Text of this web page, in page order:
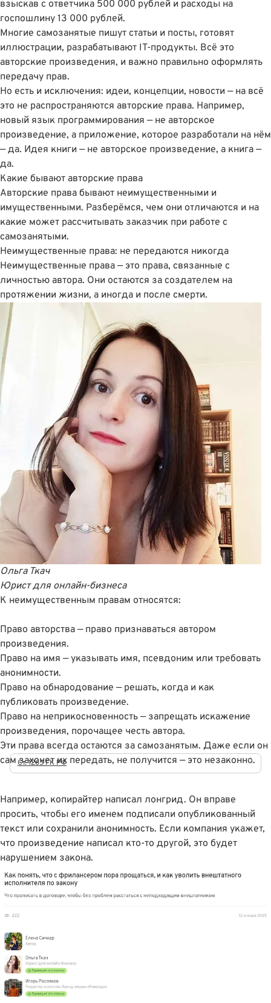
взыскав с ответчика 500 000 рублей и расходы на
госпошлину 13 000 рублей.
Многие самозанятые пишут статьи и посты, готовят
иллюстрации, разрабатывают IT-продукты. Всё это
авторские произведения, и важно правильно оформлять
передачу прав.
Но есть и исключения: идеи, концепции, новости — на всё
это не распространяются авторские права. Например,
новый язык программирования — не авторское
произведение, а приложение, которое разработали на нём
— да. Идея книги — не авторское произведение, а книга —
да.
Какие бывают авторские права
Авторские права бывают неимущественными и
имущественными. Разберёмся, чем они отличаются и на
какие может рассчитывать заказчик при работе с
самозанятыми.
Неимущественные права: не передаются никогда
Неимущественные права — это права, связанные с
личностью автора. Они остаются за создателем на
протяжении жизни, а иногда и после смерти.
Ольга Ткач
Юрист для онлайн-бизнеса
К неимущественным правам относятся:
Право авторства — право признаваться автором
произведения.
Право на имя — указывать имя, псевдоним или требовать
анонимности.
Право на обнародование — решать, когда и как
публиковать произведение.
Право на неприкосновенность — запрещать искажение
произведения, порочащее честь автора.
Эти права всегда остаются за самозанятым. Даже если он
сам захочет их передать, не получится — это незаконно.
Ст. 1265 ГК РФ
Например, копирайтер написал лонгрид. Он вправе
просить, чтобы его именем подписали опубликованный
текст или сохранили анонимность. Если компания укажет,
что произведение написал кто-то другой, это будет
нарушением закона.